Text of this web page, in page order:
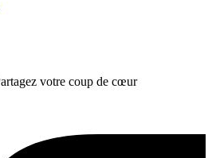
votre coup de cœur